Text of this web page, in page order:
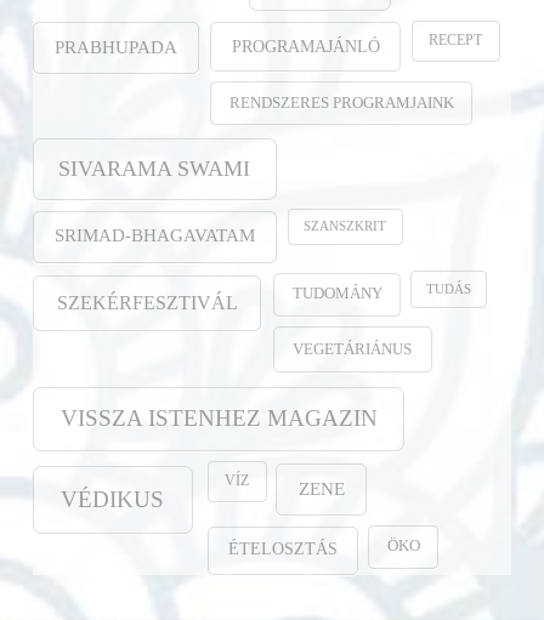
PRABHUPADA PROGRAMAJÁNLÓ RECEPT
RENDSZERES PROGRAMJAINK
SIVARAMA SWAMI
SRIMAD-BHAGAVATAM SZANSZKRIT
SZEKÉRFESZTIVÁL TUDOMÁNY TUDÁS
VEGETÁRIÁNUS
VISSZA ISTENHEZ MAGAZIN
VÉDIKUS
VÍZ ZENE
ÉTELOSZTÁS ÖKO